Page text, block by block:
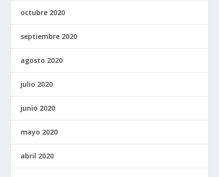
octubre 2020
septiembre 2020
agosto 2020
julio 2020
junio 2020
mayo 2020
abril 2020